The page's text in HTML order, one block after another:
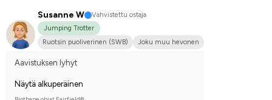
Susanne W
Vahvistettu ostaja
Jumping Trotter
Ruotsin puoliverinen (SWB)
Joku muu hevonen
Aavistuksen lyhyt
Näytä alkuperäinen